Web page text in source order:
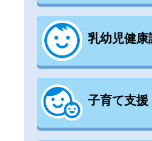
乳幼児健康
子育て支援